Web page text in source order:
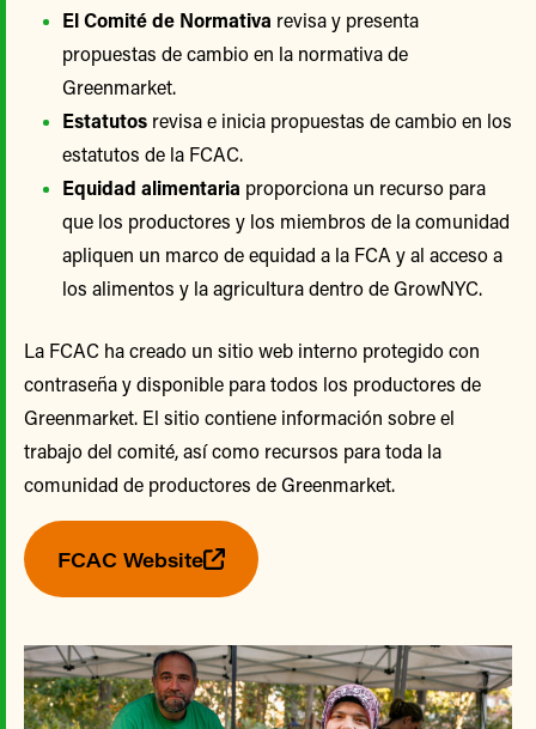
El Comité de Normativa revisa y presenta
propuestas de cambio en la normativa de
Greenmarket.
Estatutos revisa e inicia propuestas de cambio en los
estatutos de la FCAC.
Equidad alimentaria proporciona un recurso para
que los productores y los miembros de la comunidad
apliquen un marco de equidad a la FCA y al acceso a
los alimentos y la agricultura dentro de GrowNYC.
La FCAC ha creado un sitio web interno protegido con
contraseña y disponible para todos los productores de
Greenmarket. El sitio contiene información sobre el
trabajo del comité, así como recursos para toda la
comunidad de productores de Greenmarket.
FCAC Website